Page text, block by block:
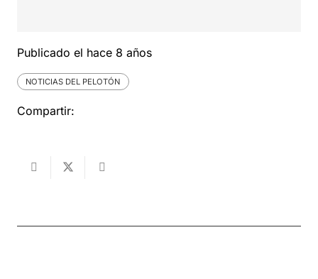
Publicado el hace 8 años
NOTICIAS DEL PELOTÓN
Compartir: